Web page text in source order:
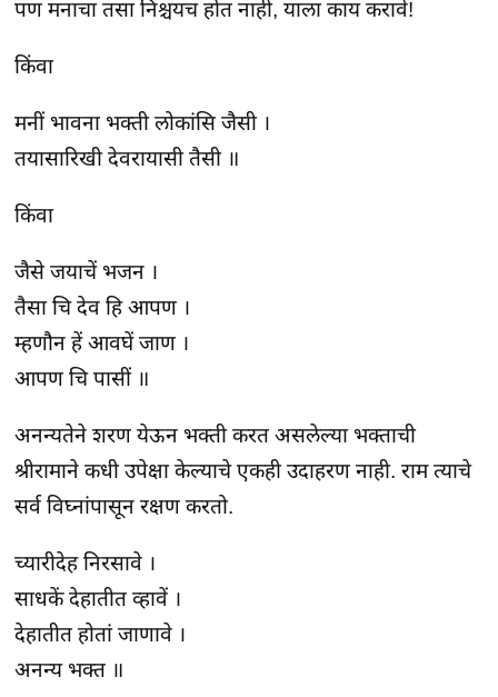
पण मनाचा तसा निश्चयच होत नाही, याला काय करावे!
किंवा
मनीं भावना भक्ती लोकांसि जैसी ।
तयासारिखी देवरायासी तैसी ॥
किंवा
जैसे जयाचें भजन ।
तैसा चि देव हि आपण ।
म्हणौन हें आवघें जाण ।
आपण चि पासीं ॥
अनन्यतेने शरण येऊन भक्ती करत असलेल्या भक्ताची
श्रीरामाने कधी उपेक्षा केल्याचे एकही उदाहरण नाही. राम त्याचे
सर्व विघ्नांपासून रक्षण करतो.
च्यारीदेह निरसावे ।
साधकें देहातीत व्हावें ।
देहातीत होतां जाणावे ।
अनन्य भक्त ॥